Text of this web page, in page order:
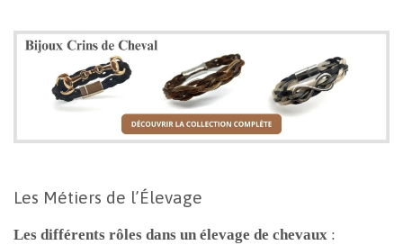
Les Métiers de l’Élevage
Les différents rôles dans un élevage de chevaux :